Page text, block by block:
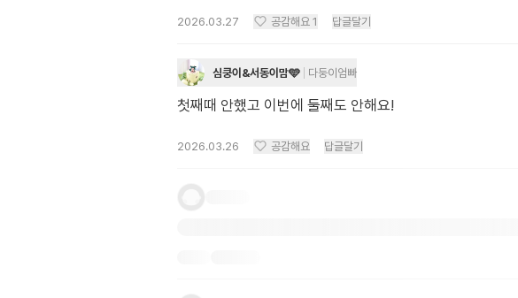
2026.03.27 공감해요 1 답글달기
심쿵이&서동이맘🩵 다둥이엄빠
첫째때 안했고 이번에 둘째도 안해요!
2026.03.26 공감해요 답글달기